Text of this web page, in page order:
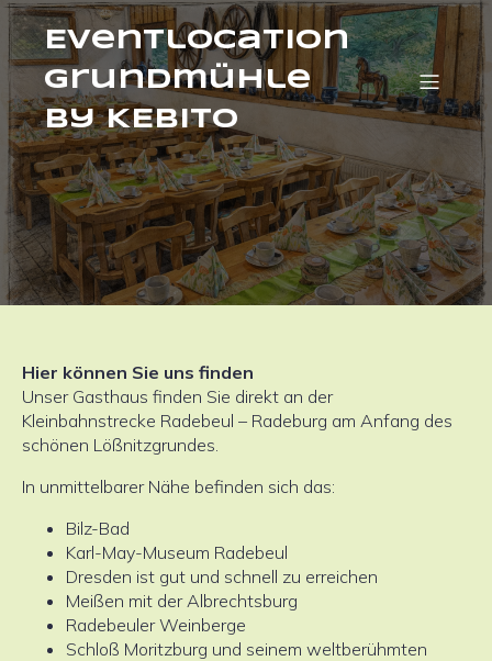
Eventlocation
Grundmühle
by KEBITO
Hier können Sie uns finden
Unser Gasthaus finden Sie direkt an der
Kleinbahnstrecke Radebeul – Radeburg am Anfang des
schönen Lößnitzgrundes.
In unmittelbarer Nähe befinden sich das:
Bilz-Bad
Karl-May-Museum Radebeul
Dresden ist gut und schnell zu erreichen
Meißen mit der Albrechtsburg
Radebeuler Weinberge
Schloß Moritzburg und seinem weltberühmten